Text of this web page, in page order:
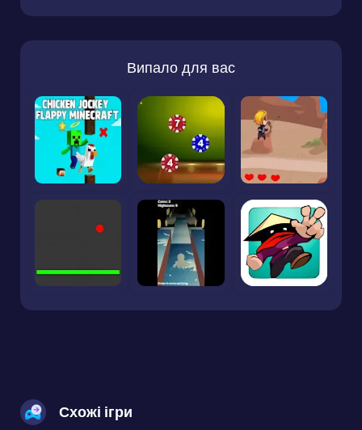
Випало для вас
Схожі ігри